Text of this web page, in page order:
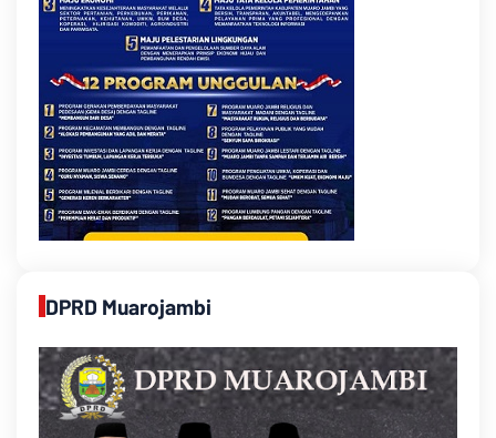
DPRD Muarojambi